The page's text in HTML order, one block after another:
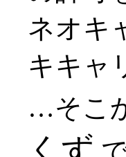
ネオキ
キキャ
…そこ
くず